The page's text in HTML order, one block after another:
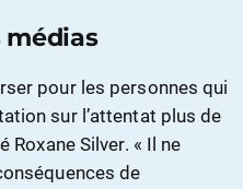
médias
pour les personnes qui
sur l’attentat plus de
Roxane Silver. « Il ne
de